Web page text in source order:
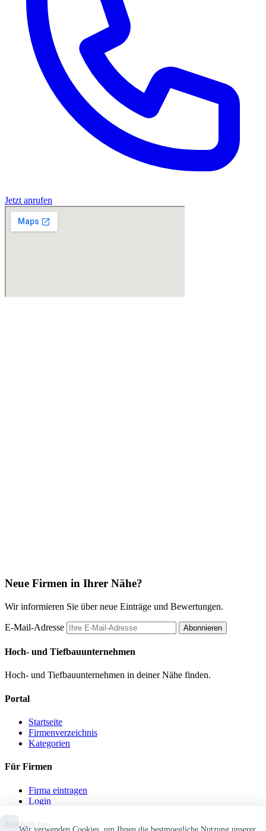
Jetzt anrufen
Neue Firmen in Ihrer Nähe?
Wir informieren Sie über neue Einträge und Bewertungen.
E-Mail-Adresse Abonnieren
Hoch- und Tiefbauunternehmen
Hoch- und Tiefbauunternehmen in deiner Nähe finden.
Portal
Startseite
Firmenverzeichnis
Kategorien
Für Firmen
Firma eintragen
Login
Rechtliches